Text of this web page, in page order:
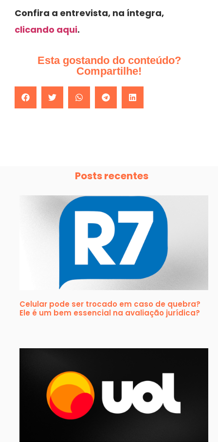
Confira a entrevista, na íntegra,
clicando aqui.
Esta gostando do conteúdo?
Compartilhe!
Posts recentes
Celular pode ser trocado em caso de quebra?
Ele é um bem essencial na avaliação jurídica?